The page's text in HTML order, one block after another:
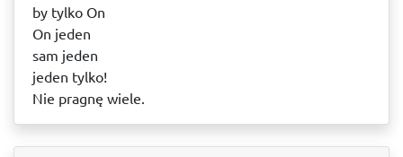
by tylko On
On jeden
sam jeden
jeden tylko!
Nie pragnę wiele.